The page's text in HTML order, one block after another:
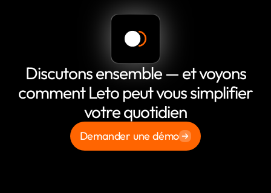
Discutons ensemble — et voyons
comment Leto peut vous simplifier
votre quotidien
Demander une démo